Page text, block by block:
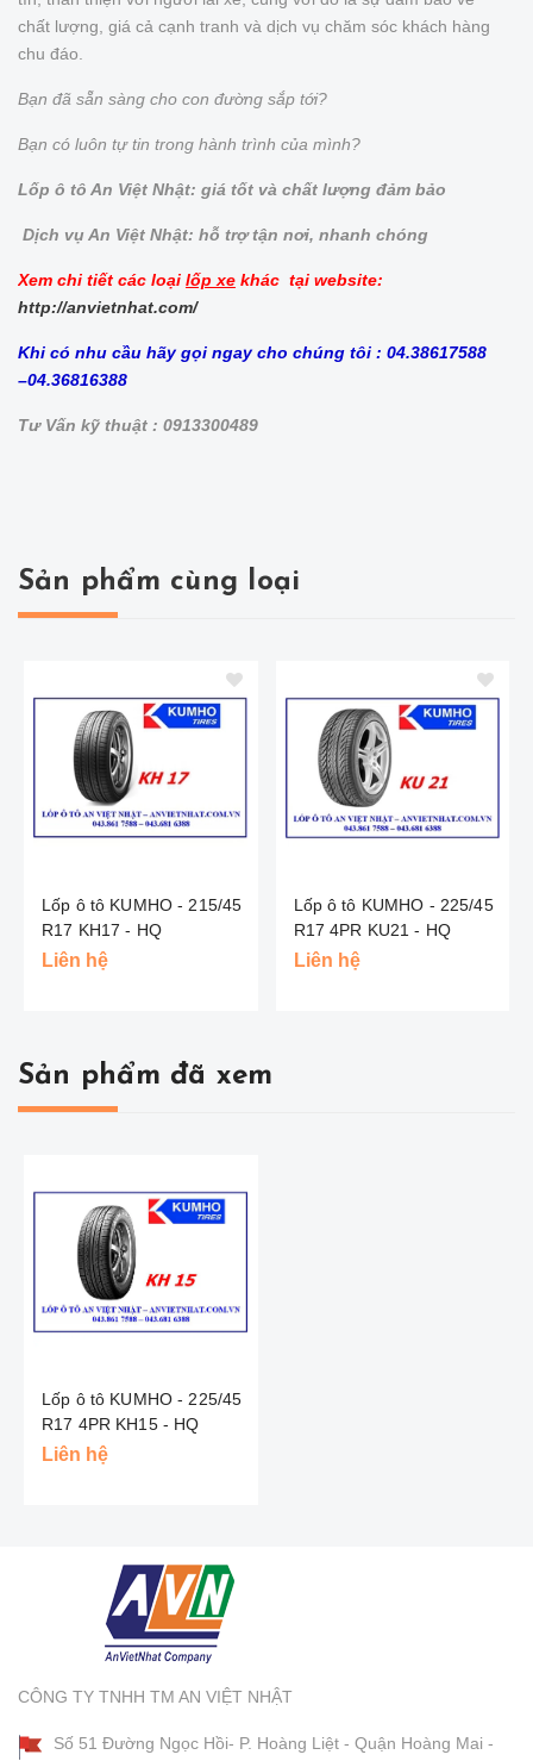
chất lượng, giá cả cạnh tranh và dịch vụ chăm sóc khách hàng
chu đáo.
Bạn đã sẵn sàng cho con đường sắp tới?
Bạn có luôn tự tin trong hành trình của mình?
Lốp ô tô An Việt Nhật: giá tốt và chất lượng đảm bảo
Dịch vụ An Việt Nhật: hỗ trợ tận nơi, nhanh chóng
Xem chi tiết các loại lốp xe khác tại website:
http://anvietnhat.com/
Khi có nhu cầu hãy gọi ngay cho chúng tôi : 04.38617588
–04.36816388
Tư Vấn kỹ thuật : 0913300489
Sản phẩm cùng loại
Lốp ô tô KUMHO - 215/45
R17 KH17 - HQ
Liên hệ
Lốp ô tô KUMHO - 225/45
R17 4PR KU21 - HQ
Liên hệ
Sản phẩm đã xem
Lốp ô tô KUMHO - 225/45
R17 4PR KH15 - HQ
Liên hệ
CÔNG TY TNHH TM AN VIỆT NHẬT
Số 51 Đường Ngọc Hồi- P. Hoàng Liệt - Quận Hoàng Mai -